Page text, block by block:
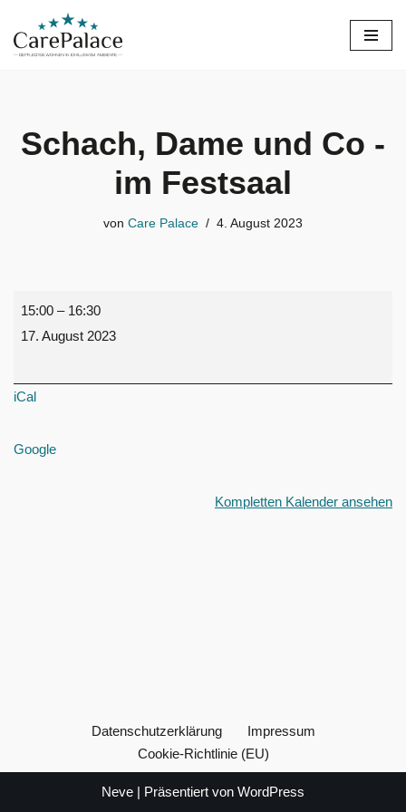
Zum
Schach, Dame und Co -
im Festsaal
von Care Palace 4. August 2023
15:00 – 16:30
17. August 2023
iCal
Google
Kompletten Kalender ansehen
Datenschutzerklärung
Impressum
Cookie-Richtlinie (EU)
Neve | Präsentiert von WordPress